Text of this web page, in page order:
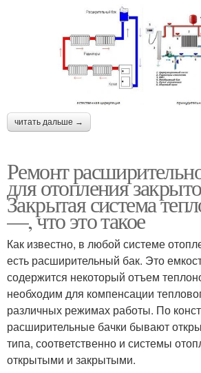
читать дальше →
Ремонт
для отопления
Закрытая система
—, что это такое
Как известно, в любой системе
есть расширительный бак. Это
содержится некоторый отъем
необходим для компенсации
различных режимах работы. По
расширительные бачки бывают
типа, соответственно и системы
открытыми и закрытыми.